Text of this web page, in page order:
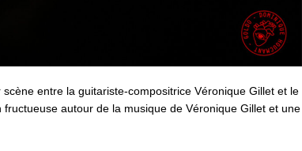
entre la guitariste-compositrice Véronique Gillet et le
autour de la musique de Véronique Gillet et une